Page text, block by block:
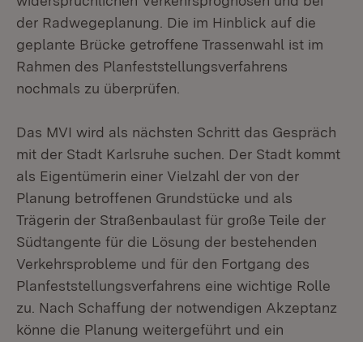
der Radwegeplanung. Die im Hinblick auf die
geplante Brücke getroffene Trassenwahl ist im
Rahmen des Planfeststellungsverfahrens
nochmals zu überprüfen.
Das MVI wird als nächsten Schritt das Gespräch
mit der Stadt Karlsruhe suchen. Der Stadt kommt
als Eigentümerin einer Vielzahl der von der
Planung betroffenen Grundstücke und als
Trägerin der Straßenbaulast für große Teile der
Südtangente für die Lösung der bestehenden
Verkehrsprobleme und für den Fortgang des
Planfeststellungsverfahrens eine wichtige Rolle
zu. Nach Schaffung der notwendigen Akzeptanz
könne die Planung weitergeführt und ein